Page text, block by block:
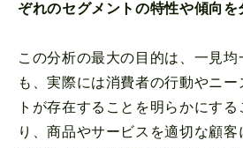
ぞれのセグメントの特性や傾向を
この分析の最大の目的は、一見
も、実際には消費者の行動やニ
トが存在することを明らかにす
り、商品やサービスを適切な顧